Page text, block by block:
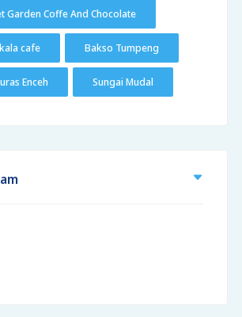
Garden Coffe And Chocolate
cafe Bakso Tumpeng
Enceh Sungai Mudal